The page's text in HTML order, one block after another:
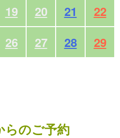
19 20 21
22
26 27 28
29
らのご予約